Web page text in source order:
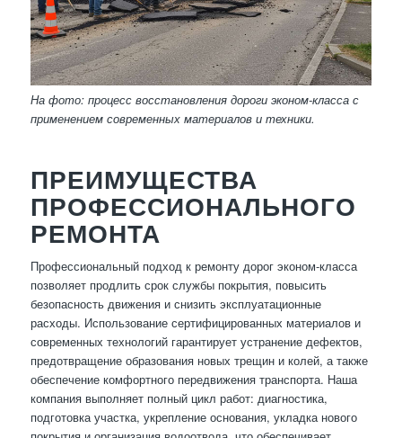
На фото: процесс восстановления дороги эконом-класса с
применением современных материалов и техники.
ПРЕИМУЩЕСТВА
ПРОФЕССИОНАЛЬНОГО
РЕМОНТА
Профессиональный подход к ремонту дорог эконом-класса
позволяет продлить срок службы покрытия, повысить
безопасность движения и снизить эксплуатационные
расходы. Использование сертифицированных материалов и
современных технологий гарантирует устранение дефектов,
предотвращение образования новых трещин и колей, а также
обеспечение комфортного передвижения транспорта. Наша
компания выполняет полный цикл работ: диагностика,
подготовка участка, укрепление основания, укладка нового